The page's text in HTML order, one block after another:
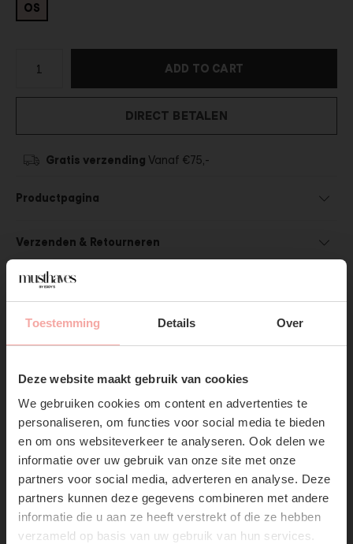
Toestemming Details Over
Deze website maakt gebruik van cookies
We gebruiken cookies om content en advertenties te
personaliseren, om functies voor social media te bieden
en om ons websiteverkeer te analyseren. Ook delen we
informatie over uw gebruik van onze site met onze
partners voor social media, adverteren en analyse. Deze
partners kunnen deze gegevens combineren met andere
informatie die u aan ze heeft verstrekt of die ze hebben
verzameld op basis van uw gebruik van hun services.
SUBSCRIBE NOW & GET
10% OFF YOUR FIRST
ORDER!
Don't miss out on our trendy new drops or exclusive
OS
ADD TO CART
DIRECT BETALEN
Gratis verzending Vanaf €75,-
Productpagina
Verzenden & Retourneren
SHOP THE LOOK